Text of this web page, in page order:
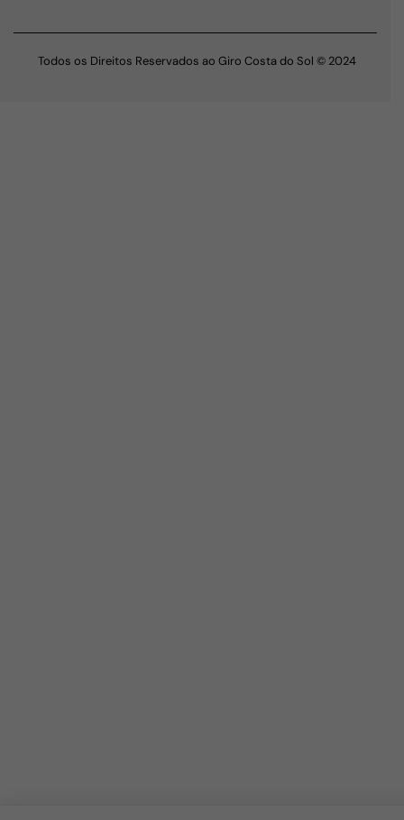
Todos os Direitos Reservados ao Giro Costa do Sol © 2024